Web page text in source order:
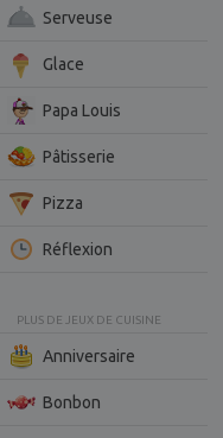
Serveuse
Glace
Papa Louis
Pâtisserie
Pizza
Réflexion
PLUS DE JEUX DE CUISINE
Anniversaire
Bonbon